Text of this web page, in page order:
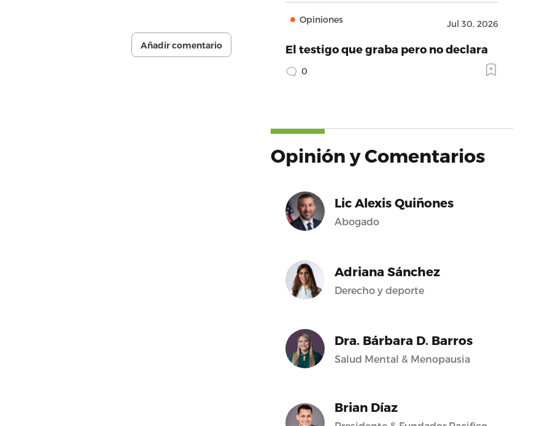
Añadir comentario
Opiniones Jul 30, 2026
El testigo que graba pero no declara
0
Opinión y Comentarios
Lic Alexis Quiñones
Abogado
Adriana Sánchez
Derecho y deporte
Dra. Bárbara D. Barros
Salud Mental & Menopausia
Brian Díaz